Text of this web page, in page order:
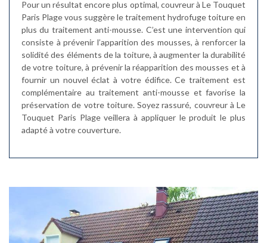
Pour un résultat encore plus optimal, couvreur à Le Touquet
Paris Plage vous suggère le traitement hydrofuge toiture en
plus du traitement anti-mousse. C’est une intervention qui
consiste à prévenir l’apparition des mousses, à renforcer la
solidité des éléments de la toiture, à augmenter la durabilité
de votre toiture, à prévenir la réapparition des mousses et à
fournir un nouvel éclat à votre édifice. Ce traitement est
complémentaire au traitement anti-mousse et favorise la
préservation de votre toiture. Soyez rassuré, couvreur à Le
Touquet Paris Plage veillera à appliquer le produit le plus
adapté à votre couverture.